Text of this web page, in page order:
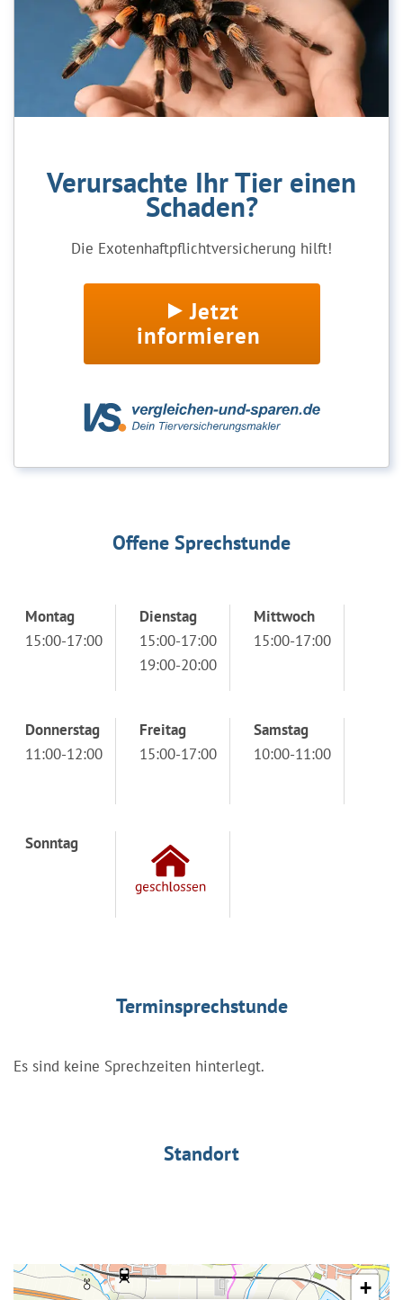
Verursachte Ihr Tier einen
Schaden?
Die Exotenhaftpflichtversicherung hilft!
Jetzt
informieren
Offene Sprechstunde
Montag
15:00-17:00
Dienstag
15:00-17:00
19:00-20:00
Mittwoch
15:00-17:00
Donnerstag
11:00-12:00
Freitag
15:00-17:00
Samstag
10:00-11:00
Sonntag
Terminsprechstunde
Es sind keine Sprechzeiten hinterlegt.
Standort
+